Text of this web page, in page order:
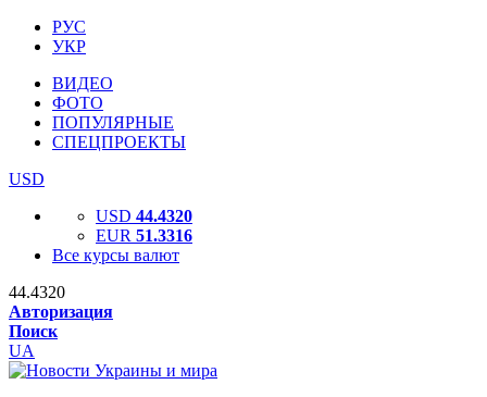
РУС
УКР
ВИДЕО
ФОТО
ПОПУЛЯРНЫЕ
СПЕЦПРОЕКТЫ
USD
USD 44.4320
EUR 51.3316
Все курсы валют
44.4320
Авторизация
Поиск
UA